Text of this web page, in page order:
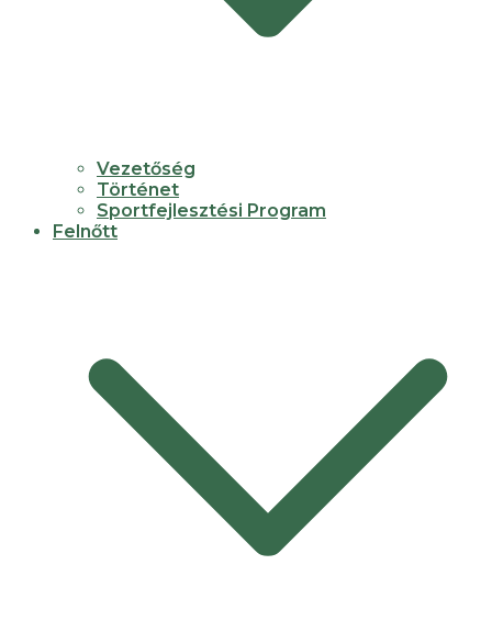
Vezetőség
Történet
Sportfejlesztési Program
Felnőtt